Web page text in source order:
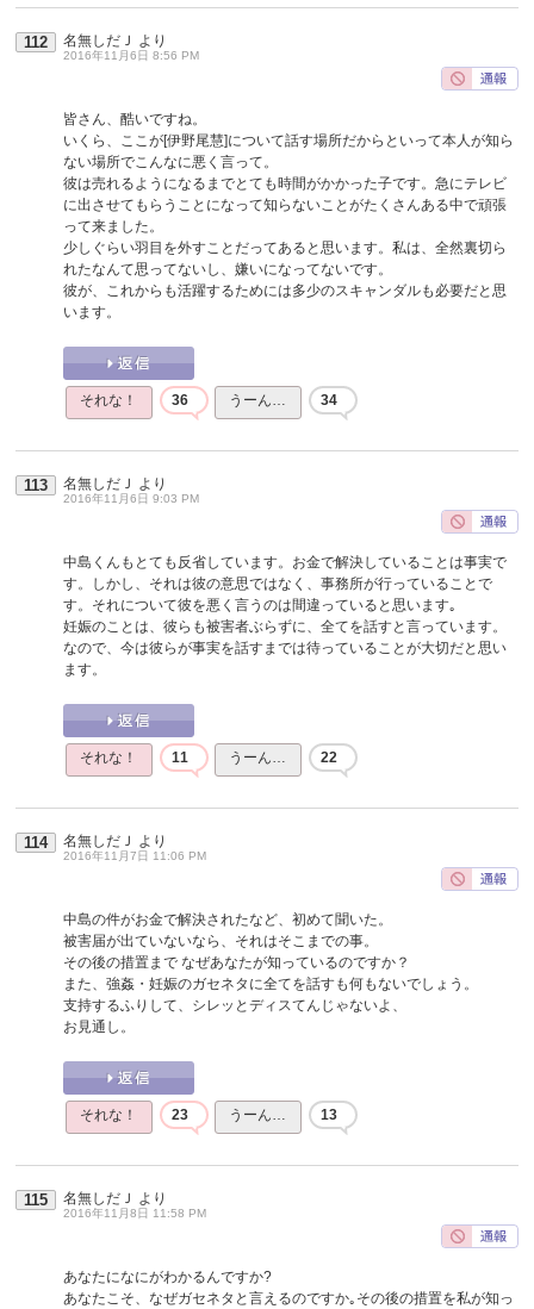
112 名無しだＪ より
2016年11月6日 8:56 PM
皆さん、酷いですね。
いくら、ここが[伊野尾慧]について話す場所だからといって本人が知ら
ない場所でこんなに悪く言って。
彼は売れるようになるまでとても時間がかかった子です。急にテレビ
に出させてもらうことになって知らないことがたくさんある中で頑張
って来ました。
少しぐらい羽目を外すことだってあると思います。私は、全然裏切ら
れたなんて思ってないし、嫌いになってないです。
彼が、これからも活躍するためには多少のスキャンダルも必要だと思
います。
それな！ 36 うーん… 34
113 名無しだＪ より
2016年11月6日 9:03 PM
中島くんもとても反省しています。お金で解決していることは事実で
す。しかし、それは彼の意思ではなく、事務所が行っていることで
す。それについて彼を悪く言うのは間違っていると思います｡
妊娠のことは、彼らも被害者ぶらずに、全てを話すと言っています。
なので、今は彼らが事実を話すまでは待っていることが大切だと思い
ます。
それな！ 11 うーん… 22
114 名無しだＪ より
2016年11月7日 11:06 PM
中島の件がお金で解決されたなど、初めて聞いた。
被害届が出ていないなら、それはそこまでの事。
その後の措置まで なぜあなたが知っているのですか？
また、強姦・妊娠のガセネタに全てを話すも何もないでしょう。
支持するふりして、シレッとディスてんじゃないよ、
お見通し。
それな！ 23 うーん… 13
115 名無しだＪ より
2016年11月8日 11:58 PM
あなたになにがわかるんですか?
あなたこそ、なぜガセネタと言えるのですか｡その後の措置を私が知っ